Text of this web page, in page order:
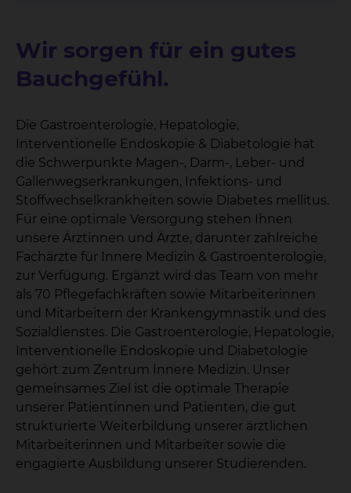
Wir sorgen für ein gutes
Bauchgefühl.
Die Gastroenterologie, Hepatologie,
Interventionelle Endoskopie & Diabetologie hat
die Schwerpunkte Magen-, Darm-, Leber- und
Gallenwegserkrankungen, Infektions- und
Stoffwechselkrankheiten sowie Diabetes mellitus.
Für eine optimale Versorgung stehen Ihnen
unsere Ärztinnen und Ärzte, darunter zahlreiche
Fachärzte für Innere Medizin & Gastroenterologie,
zur Verfügung. Ergänzt wird das Team von mehr
als 70 Pflegefachkräften sowie Mitarbeiterinnen
und Mitarbeitern der Krankengymnastik und des
Sozialdienstes. Die Gastroenterologie, Hepatologie,
Interventionelle Endoskopie und Diabetologie
gehört zum Zentrum Innere Medizin. Unser
gemeinsames Ziel ist die optimale Therapie
unserer Patientinnen und Patienten, die gut
strukturierte Weiterbildung unserer ärztlichen
Mitarbeiterinnen und Mitarbeiter sowie die
engagierte Ausbildung unserer Studierenden.